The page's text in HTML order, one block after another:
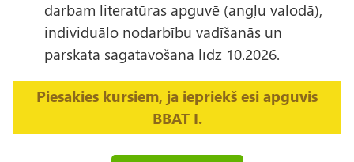
darbam literatūras apguvē (angļu valodā),
individuālo nodarbību vadīšanās un
pārskata sagatavošanā līdz 10.2026.
Piesakies kursiem, ja iepriekš esi apguvis
BBAT I.